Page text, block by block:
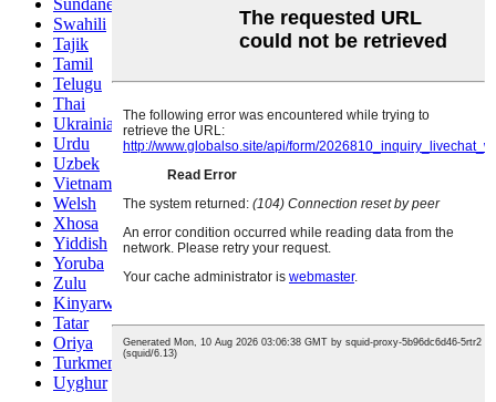
Swahili
Tajik
Tamil
Telugu
Thai
Ukrainian
Urdu
Uzbek
Vietnamese
Welsh
Xhosa
Yiddish
Yoruba
Zulu
Kinyarwanda
Tatar
Oriya
Turkmen
Uyghur